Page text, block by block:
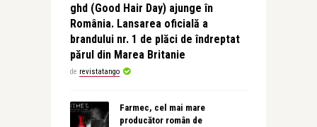
ghd (Good Hair Day) ajunge în
România. Lansarea oficială a
brandului nr. 1 de plăci de îndreptat
părul din Marea Britanie
de revistatango
Farmec, cel mai mare
producător român de